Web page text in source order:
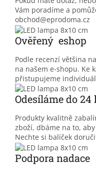
Vám poradíme a
obchod@eprodoma.cz
Ověřený eshop
Podle recenzí většina
na našem e-shopu. Ke
přistupujeme
Odesíláme do 24
Produkty kvalitně
zboží, dbáme na to,
Nechte si balíček
Podpora nadace